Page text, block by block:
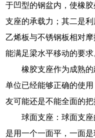
于凹型的钢盆内，使橡
支座的承载力；其二是
乙烯板与不锈钢板相对
能满足梁水平移动的要求
橡胶支座作为成熟
单位已经能够正确的使
友可能还是不能全面的把
球面支座：球面支
是用一个一面平，一面